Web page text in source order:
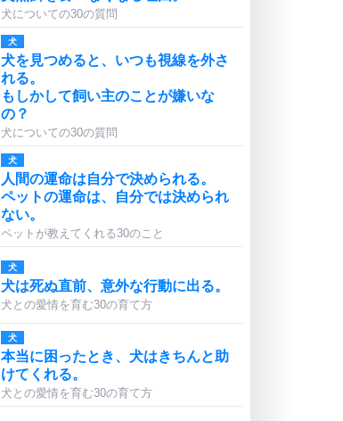
犬についての30の質問
犬
犬を見つめると、いつも視線を外さ
れる。
もしかして飼い主のことが嫌いな
の？
犬についての30の質問
犬
人間の運命は自分で決められる。
ペットの運命は、自分では決められ
ない。
ペットが教えてくれる30のこと
犬
犬は死ぬ直前、意外な行動に出る。
犬との愛情を育む30の育て方
犬
本当に困ったとき、犬はきちんと助
けてくれる。
犬との愛情を育む30の育て方